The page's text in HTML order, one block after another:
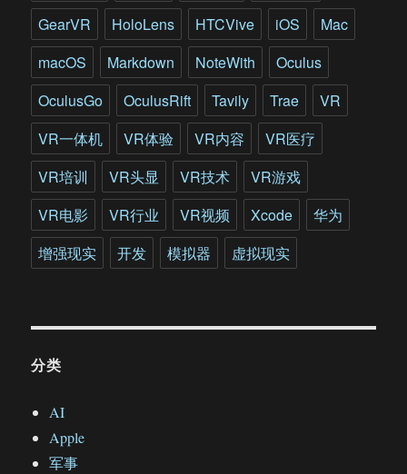
GearVR
HoloLens HTCVive iOS
Mac
macOS
Markdown NoteWith
Oculus
OculusGo
OculusRift Tavily Trae
VR
VR一体机
VR体验 VR内容
VR医疗
VR培训
VR头显 VR技术
VR游戏
VR电影
VR行业 VR视频 Xcode
华为
增强现实
开发 模拟器 虚拟现实
分类
AI
Apple
军事